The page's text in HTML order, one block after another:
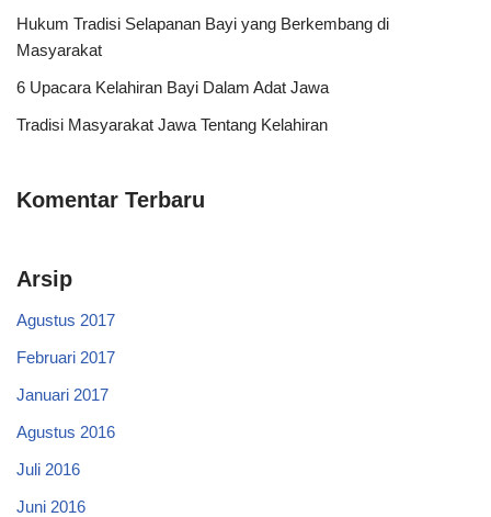
Hukum Tradisi Selapanan Bayi yang Berkembang di
Masyarakat
6 Upacara Kelahiran Bayi Dalam Adat Jawa
Tradisi Masyarakat Jawa Tentang Kelahiran
Komentar Terbaru
Arsip
Agustus 2017
Februari 2017
Januari 2017
Agustus 2016
Juli 2016
Juni 2016